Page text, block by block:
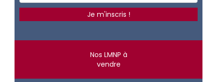
Nos LMNP à
vendre